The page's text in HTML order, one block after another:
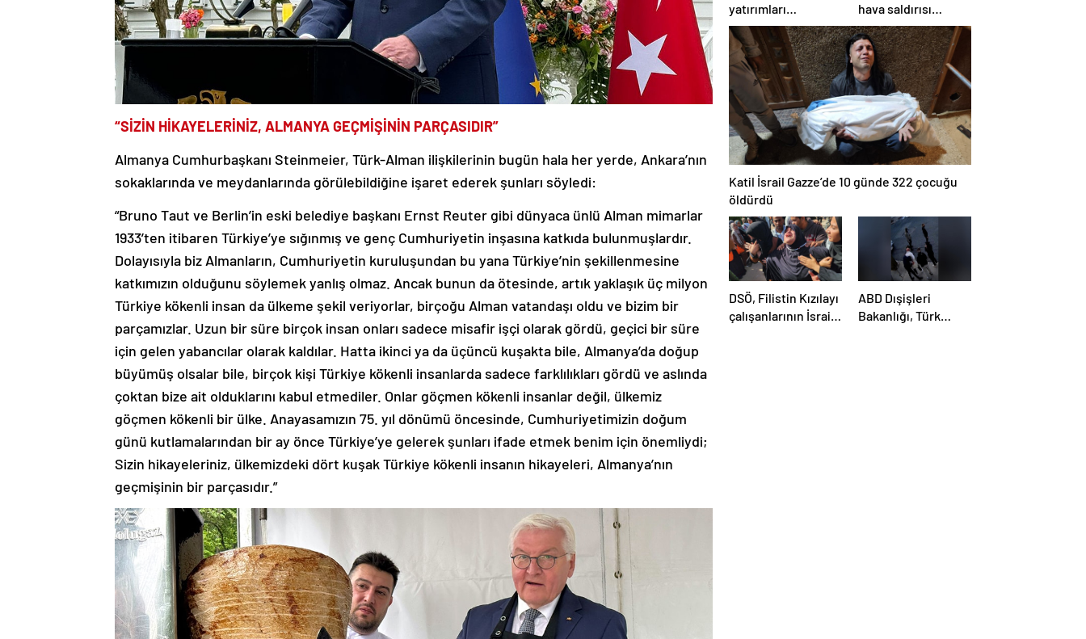
“SİZİN HİKAYELERİNİZ, ALMANYA GEÇMİŞİNİN PARÇASIDIR”
Almanya Cumhurbaşkanı Steinmeier, Türk-Alman ilişkilerinin bugün hala her yerde, Ankara’nın
sokaklarında ve meydanlarında görülebildiğine işaret ederek şunları söyledi:
“Bruno Taut ve Berlin’in eski belediye başkanı Ernst Reuter gibi dünyaca ünlü Alman mimarlar
1933’ten itibaren Türkiye’ye sığınmış ve genç Cumhuriyetin inşasına katkıda bulunmuşlardır.
Dolayısıyla biz Almanların, Cumhuriyetin kuruluşundan bu yana Türkiye’nin şekillenmesine
katkımızın olduğunu söylemek yanlış olmaz. Ancak bunun da ötesinde, artık yaklaşık üç milyon
Türkiye kökenli insan da ülkeme şekil veriyorlar, birçoğu Alman vatandaşı oldu ve bizim bir
parçamızlar. Uzun bir süre birçok insan onları sadece misafir işçi olarak gördü, geçici bir süre
için gelen yabancılar olarak kaldılar. Hatta ikinci ya da üçüncü kuşakta bile, Almanya’da doğup
büyümüş olsalar bile, birçok kişi Türkiye kökenli insanlarda sadece farklılıkları gördü ve aslında
çoktan bize ait olduklarını kabul etmediler. Onlar göçmen kökenli insanlar değil, ülkemiz
göçmen kökenli bir ülke. Anayasamızın 75. yıl dönümü öncesinde, Cumhuriyetimizin doğum
günü kutlamalarından bir ay önce Türkiye’ye gelerek şunları ifade etmek benim için önemliydi;
Sizin hikayeleriniz, ülkemizdeki dört kuşak Türkiye kökenli insanın hikayeleri, Almanya’nın
geçmişinin bir parçasıdır.”
yatırımları
hızlandırmak için
yeni bir ofis kuruyor
hava saldırısı
düzenledi
Katil İsrail Gazze’de 10 günde 322 çocuğu
öldürdü
DSÖ, Filistin Kızılayı
çalışanlarının İsrail
ABD Dışişleri
Bakanlığı, Türk